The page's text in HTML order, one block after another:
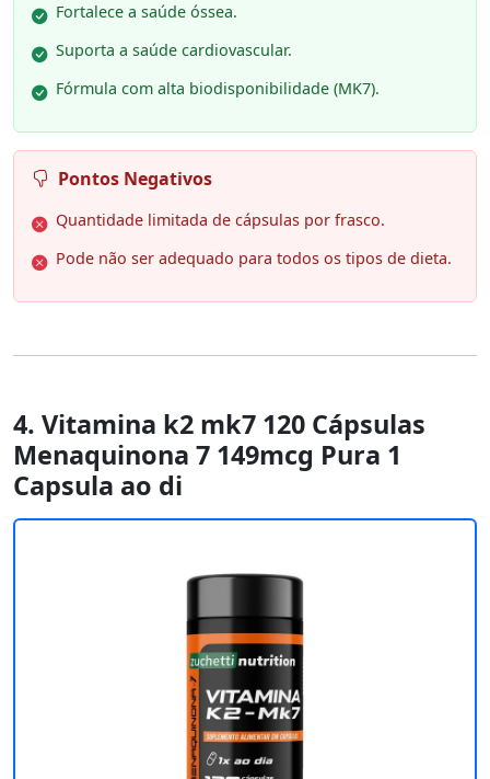
Fortalece a saúde óssea.
Suporta a saúde cardiovascular.
Fórmula com alta biodisponibilidade (MK7).
Pontos Negativos
Quantidade limitada de cápsulas por frasco.
Pode não ser adequado para todos os tipos de dieta.
4. Vitamina k2 mk7 120 Cápsulas
Menaquinona 7 149mcg Pura 1
Capsula ao di